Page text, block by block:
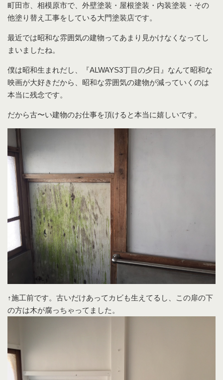
町田市、相模原市で、外壁塗装・屋根塗装・内装塗装・その
他塗り替え工事をしている大門塗装店です。
最近では昭和な雰囲気の建物ってあまり見かけなくなってし
まいましたね。
僕は昭和生まれだし、『ALWAYS3丁目の夕日』なんて昭和な
映画が大好きだから、昭和な雰囲気の建物が減っていくのは
本当に残念です。
だから古〜い建物のお仕事を頂けると本当に嬉しいです。
↑施工前です。古いだけあってカビも生えてるし、この扉の下
の方は木が腐っちゃってました。